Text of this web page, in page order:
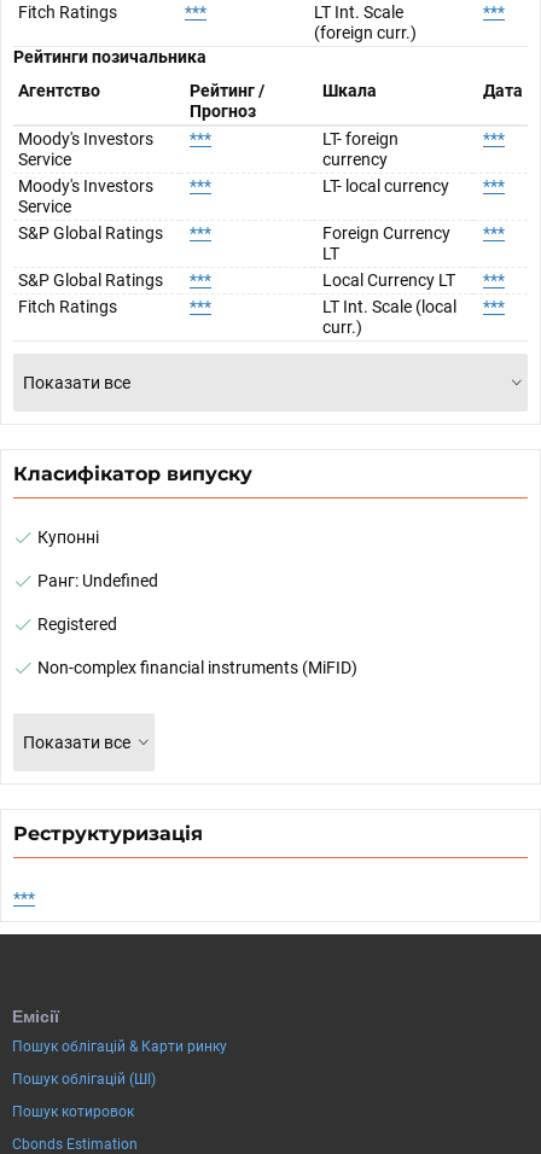
Fitch Ratings
***
LT Int. Scale
(foreign curr.)
***
Рейтинги позичальника
Агентство
Рейтинг /
Прогноз
Шкала Дата
Moody's Investors
Service
***
LT- foreign
currency
***
Moody's Investors
Service
*** LT- local currency ***
S&P Global Ratings ***
Foreign Currency
LT
***
S&P Global Ratings *** Local Currency LT
***
Fitch Ratings
***
LT Int. Scale (local
curr.)
***
Показати все
Класифікатор випуску
Купонні
Ранг: Undefined
Registered
Non-complex financial instruments (MiFID)
Показати все
Реструктуризація
***
Емісії
Пошук облігацій & Карти ринку
Пошук облігацій (ШІ)
Пошук котировок
Cbonds Estimation